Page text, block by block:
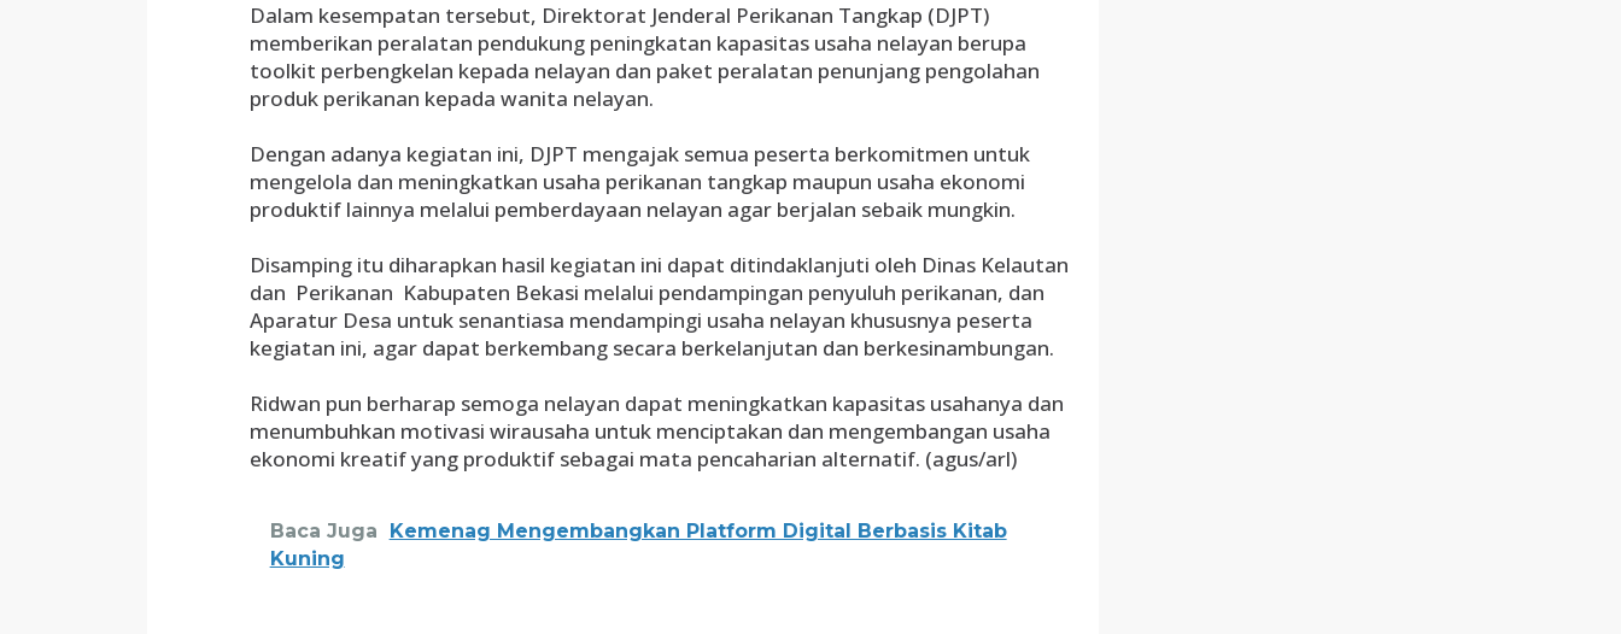
Dalam kesempatan tersebut, Direktorat Jenderal Perikanan Tangkap (DJPT)
memberikan peralatan pendukung peningkatan kapasitas usaha nelayan berupa
toolkit perbengkelan kepada nelayan dan paket peralatan penunjang pengolahan
produk perikanan kepada wanita nelayan.
Dengan adanya kegiatan ini, DJPT mengajak semua peserta berkomitmen untuk
mengelola dan meningkatkan usaha perikanan tangkap maupun usaha ekonomi
produktif lainnya melalui pemberdayaan nelayan agar berjalan sebaik mungkin.
Disamping itu diharapkan hasil kegiatan ini dapat ditindaklanjuti oleh Dinas Kelautan
dan Perikanan Kabupaten Bekasi melalui pendampingan penyuluh perikanan, dan
Aparatur Desa untuk senantiasa mendampingi usaha nelayan khususnya peserta
kegiatan ini, agar dapat berkembang secara berkelanjutan dan berkesinambungan.
Ridwan pun berharap semoga nelayan dapat meningkatkan kapasitas usahanya dan
menumbuhkan motivasi wirausaha untuk menciptakan dan mengembangan usaha
ekonomi kreatif yang produktif sebagai mata pencaharian alternatif. (agus/arl)
Baca Juga
Kemenag Mengembangkan Platform Digital Berbasis Kitab
Kuning